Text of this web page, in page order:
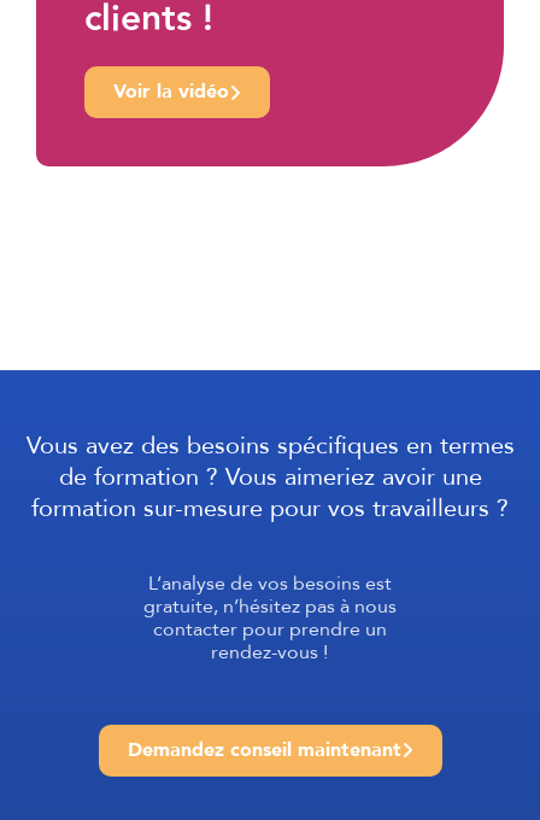
clients !
Voir la vidéo
Vous avez des besoins spécifiques en termes
de formation ? Vous aimeriez avoir une
formation sur-mesure pour vos travailleurs ?
L’analyse de vos besoins est
gratuite, n’hésitez pas à nous
contacter pour prendre un
rendez-vous !
Demandez conseil maintenant